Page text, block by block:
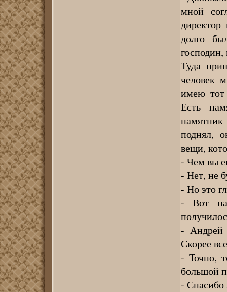
мной
долго
Туда
человек
имею тот
Есть
поднял,
вещи,
- Чем вы
- Нет, не
- Но это
- Вот на
- Андрей
Скорее
- Точно,
большой
- Спасибо